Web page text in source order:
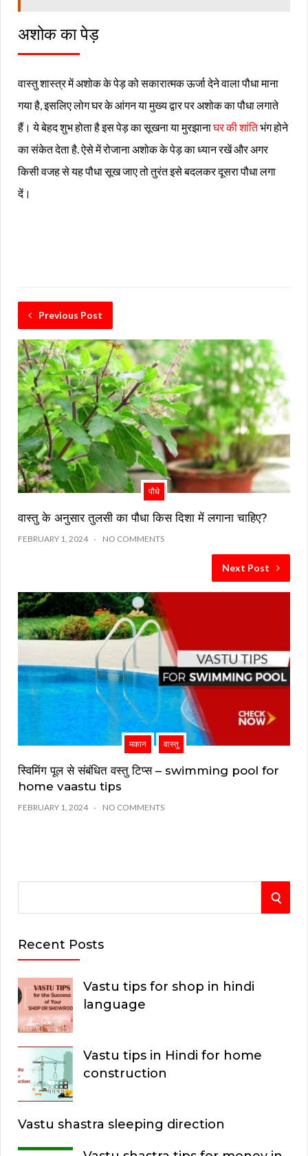
अशोक का पेड़
वास्तु शास्त्र में अशोक के पेड़ को सकारात्मक ऊर्जा देने वाला पौधा माना
गया है, इसलिए लोग घर के आंगन या मुख्य द्वार पर अशोक का पौधा लगाते
हैं। ये बेहद शुभ होता है इस पेड़ का सूखना या मुरझानाघर की शांतिभंग होने
का संकेत देता है. ऐसे में रोजाना अशोक के पेड़ का ध्यान रखें और अगर
किसी वजह से यह पौधा सूख जाए तो तुरंत इसे बदलकर दूसरा पौधा लगा
दें।
Previous Post
पौधे
वास्तु के अनुसार तुलसी का पौधा किस दिशा में लगाना चाहिए?
FEBRUARY 1, 2024 NO COMMENTS
Next Post
मकान वास्तु
स्विमिंग पूल से संबंधित वस्तु टिप्स – swimming pool for
home vaastu tips
FEBRUARY 1, 2024 NO COMMENTS
e
r
c
h
f
o
r
S
Recent Posts
Vastu tips for shop in hindi
language
Vastu tips in Hindi for home
construction
Vastu shastra sleeping direction